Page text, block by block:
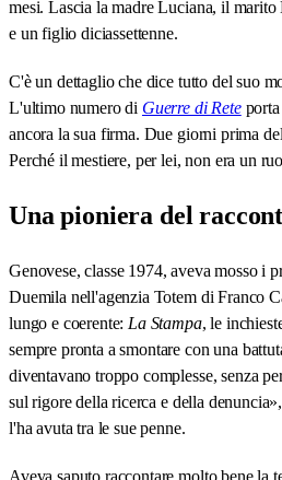
mesi. Lascia la madre Luciana, il
e un figlio diciassettenne.
C'è un dettaglio che dice tutto del suo
L'ultimo numero di Guerre di Reteporta
ancora la sua firma. Due giorni prima
Perché il mestiere, per lei, non era un
Una pioniera del
Genovese, classe 1974, aveva mosso i
Duemila nell'agenzia Totem di Franco
lungo e coerente: La Stampa, le
sempre pronta a smontare con una
diventavano troppo complesse, senza
sul rigore della ricerca e della
l'ha avuta tra le sue penne.
Aveva saputo raccontare molto bene la